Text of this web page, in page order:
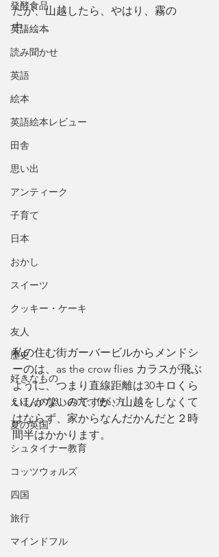
発酵食品
英語絵本
読み聞かせ
英語
絵本
英語絵本レビュー
田舎
思い出
アンティーク
子育て
日本
おかし
スイーツ
クッキー・ケーキ
友人
歴史
好きなもの
えほんの楽しみ方、使い方
夏の英国
シュタイナー教育
コッツウォルズ
四国
旅行
マインドフル
たが、山越したら、やはり、霧の
中。。。
私の住む街ガーバービルからメンドシ
ーのは、as the crow flies カラスが飛ぶ
ように、つまり直線距離は30キロくら
いしかないのですが、山越をしなくて
はならず、家からなんだかんだと２時
間半はかかります。